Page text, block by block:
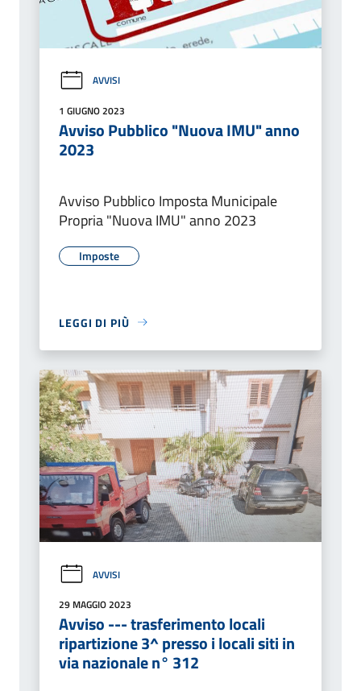
AVVISI
1 GIUGNO 2023
Avviso Pubblico "Nuova IMU" anno
2023
Avviso Pubblico Imposta Municipale
Propria "Nuova IMU" anno 2023
Imposte
LEGGI DI PIÙ
AVVISI
29 MAGGIO 2023
Avviso --- trasferimento locali
ripartizione 3^ presso i locali siti in
via nazionale n° 312